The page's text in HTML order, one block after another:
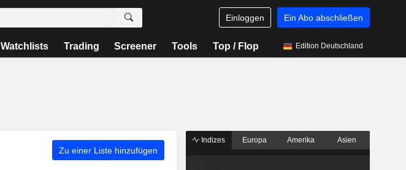
Einloggen Ein Abo abschließen
Watchlists Trading Screener Tools Top / Flop Edition Deutschland
Zu einer Liste hinzufügen
Indizes Europa Amerika Asien